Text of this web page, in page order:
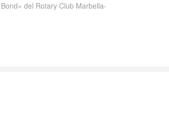
del Rotary Club Marbella-